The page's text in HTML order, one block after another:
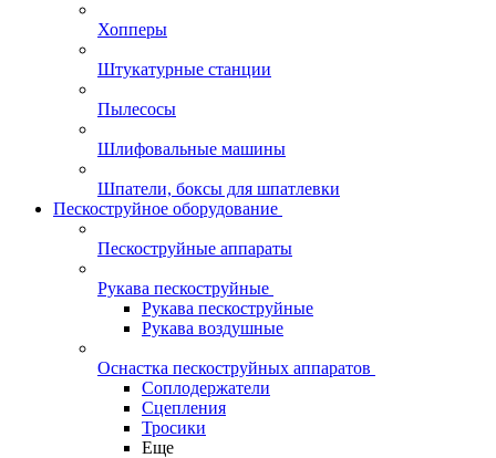
Хопперы
Штукатурные станции
Пылесосы
Шлифовальные машины
Шпатели, боксы для шпатлевки
Пескоструйное оборудование
Пескоструйные аппараты
Рукава пескоструйные
Рукава пескоструйные
Рукава воздушные
Оснастка пескоструйных аппаратов
Соплодержатели
Сцепления
Тросики
Еще